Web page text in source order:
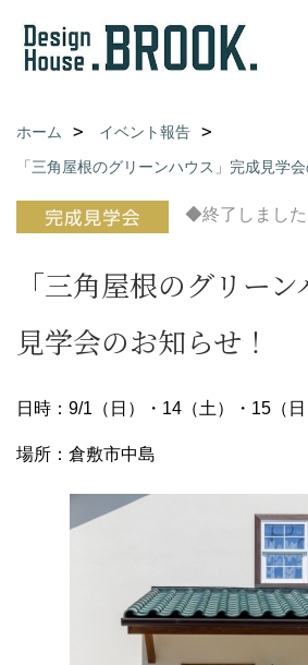
ホーム
イベント報告
「三角屋根のグリーンハウス」完成見学会
◆終了しました
「三角屋根のグリー
見学会のお知らせ！
日時：9/1（日）・14（土）・15（日
場所：倉敷市中島